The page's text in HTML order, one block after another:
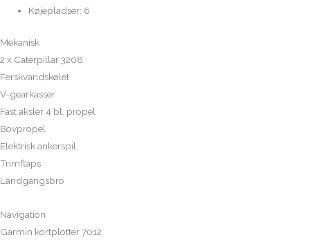
Køjepladser: 6
Mekanisk
2 x Caterpillar 3208
Ferskvandskølet
V-gearkasser
Fast aksler 4 bl. propel
Bovpropel
Elektrisk ankerspil
Trimflaps
Landgangsbro
Navigation
Garmin kortplotter 7012